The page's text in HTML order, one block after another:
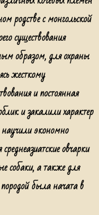
родстве с монгольской
существования
образом, для охраны
жесткому
и постоянная
и закалили характер
научили экономно
овчарки
собаки, а также для
была начата в